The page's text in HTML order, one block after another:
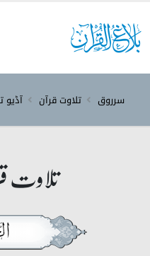
سرروق تلاوت قرآن آڈیو
تلاوت